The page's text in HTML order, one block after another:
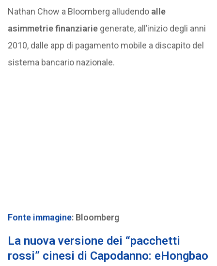
Nathan Chow a Bloomberg alludendo alle
asimmetrie finanziariegenerate, all’inizio degli anni
2010, dalle app di pagamento mobile a discapito del
sistema bancario nazionale.
Fonte immagine: Bloomberg
La nuova versione dei “pacchetti
rossi” cinesi di Capodanno: eHongbao